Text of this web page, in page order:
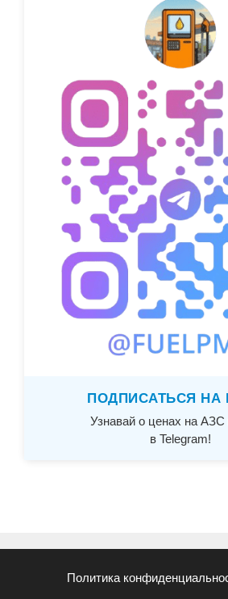
ПОДПИСАТЬСЯ НА
Узнавай о ценах на
в Telegram!
Политика